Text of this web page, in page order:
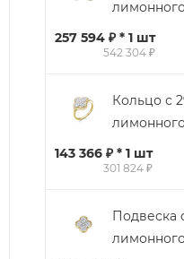
лимонного
257 594 ₽ * 1 шт
542 304 ₽
Кольцо с
лимонного
143 366 ₽ * 1 шт
301 824 ₽
Подвеска
лимонного